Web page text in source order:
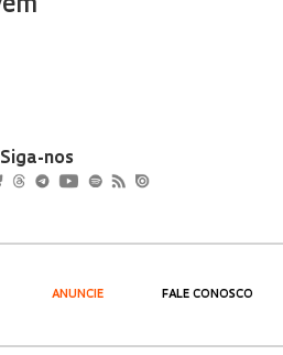
Siga-nos
ANUNCIE FALE CONOSCO